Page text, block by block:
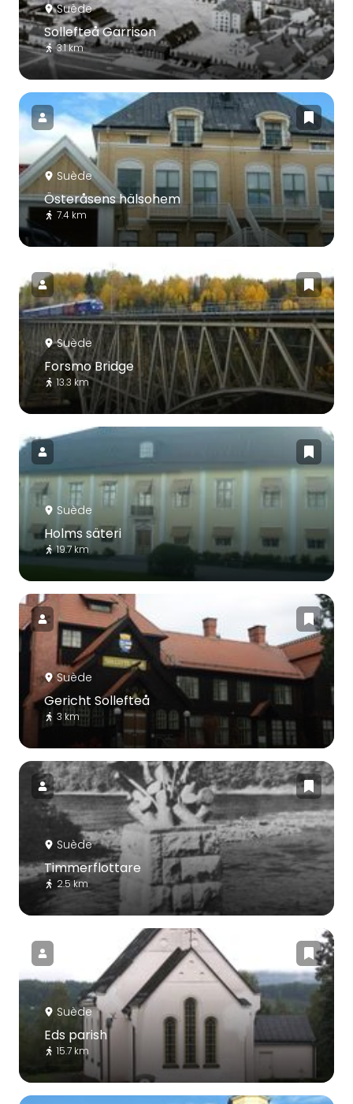
Suède
Sollefteå Garrison
3.1 km
Suède
Österåsens hälsohem
7.4 km
Suède
Forsmo Bridge
13.3 km
Suède
Holms säteri
19.7 km
Suède
Gericht Sollefteå
3 km
Suède
Timmerflottare
2.5 km
Suède
Eds parish
15.7 km